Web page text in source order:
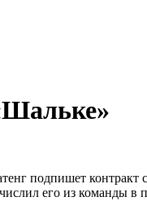
подпишет контракт
его из команды в